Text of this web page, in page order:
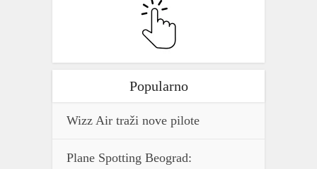
Popularno
Wizz Air traži nove pilote
Plane Spotting Beograd: